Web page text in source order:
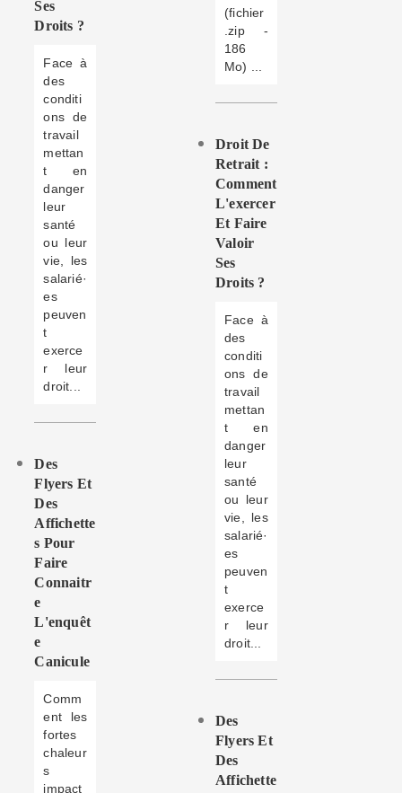
Ses
Droits ?
Face à
des
conditi
ons de
travail
mettan
t en
danger
leur
santé
ou leur
vie, les
salarié·
es
peuven
t
exerce
r leur
droit...
Des
Flyers Et
Des
Affichette
S Pour
Faire
Connaitr
E
L'enquêt
E
Canicule
Comm
ent les
fortes
chaleur
s
impact
(fichier
.zip -
186
Mo) ...
Droit De
Retrait :
Comment
L'exercer
Et Faire
Valoir
Ses
Droits ?
Face à
des
conditi
ons de
travail
mettan
t en
danger
leur
santé
ou leur
vie, les
salarié·
es
peuven
t
exerce
r leur
droit...
Des
Flyers Et
Des
Affichette